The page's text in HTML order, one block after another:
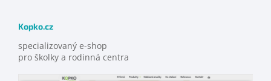
Kopko.cz
specializovaný e-shop
pro školky a rodinná centra